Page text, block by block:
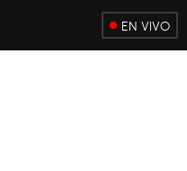
EN VIVO